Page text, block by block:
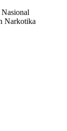
Narkotika